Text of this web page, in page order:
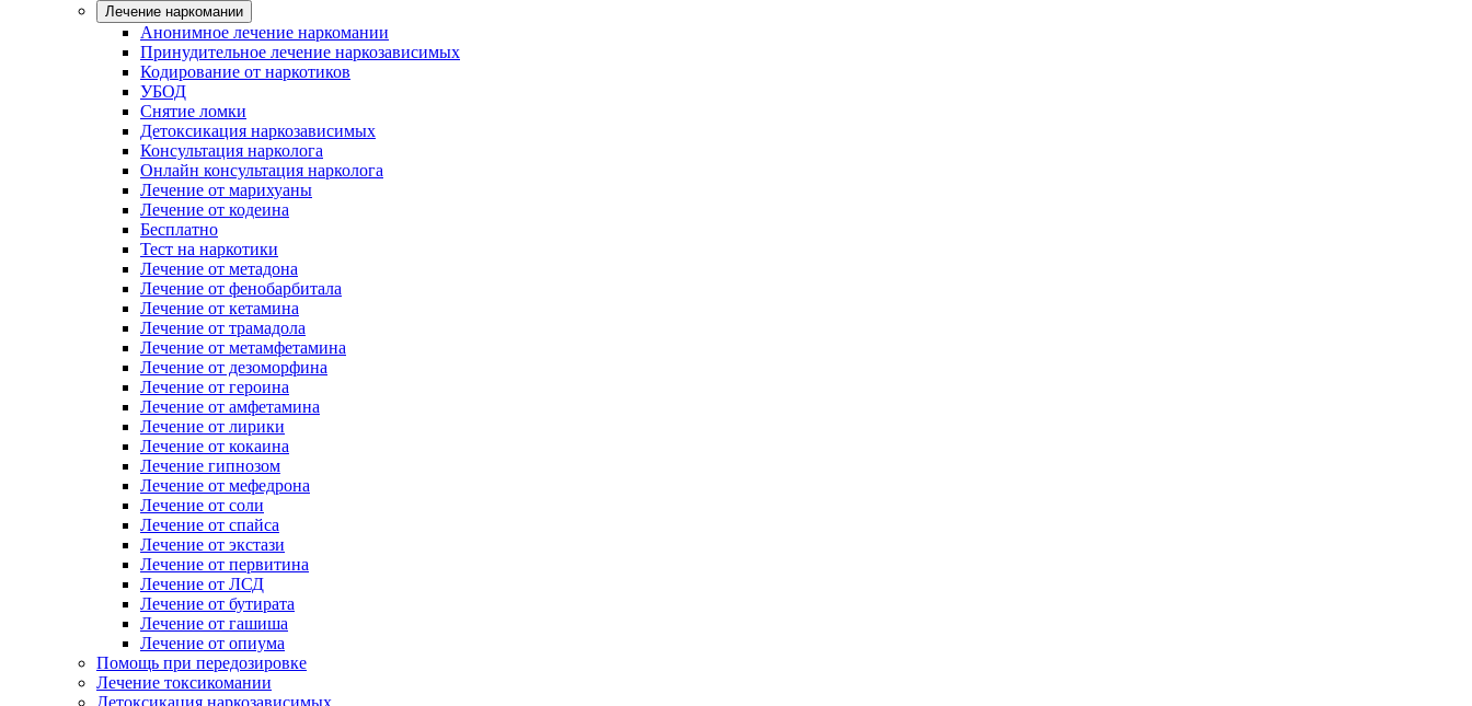
Лечение наркомании
Анонимное лечение наркомании
Принудительное лечение наркозависимых
Кодирование от наркотиков
УБОД
Снятие ломки
Детоксикация наркозависимых
Консультация нарколога
Онлайн консультация нарколога
Лечение от марихуаны
Лечение от кодеина
Бесплатно
Тест на наркотики
Лечение от метадона
Лечение от фенобарбитала
Лечение от кетамина
Лечение от трамадола
Лечение от метамфетамина
Лечение от дезоморфина
Лечение от героина
Лечение от амфетамина
Лечение от лирики
Лечение от кокаина
Лечение гипнозом
Лечение от мефедрона
Лечение от соли
Лечение от спайса
Лечение от экстази
Лечение от первитина
Лечение от ЛСД
Лечение от бутирата
Лечение от гашиша
Лечение от опиума
Помощь при передозировке
Лечение токсикомании
Детоксикация наркозависимых